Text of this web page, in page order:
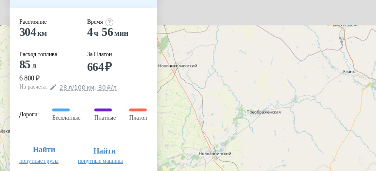
Расстояние
304км
Расход топлива
85 л
6 800 ₽
Время
4ч 56мин
За Платон
664₽
Из расчёта: 28 л/100 км, 80 ₽/л
Дороги:
Бесплатные Платные Платон
Найти
попутные грузы
Найти
попутные машины